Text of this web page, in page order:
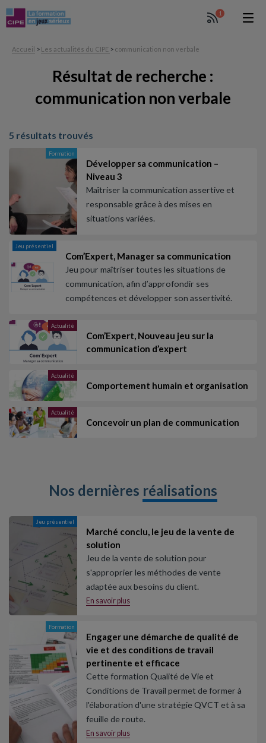
1
Accueil > Les actualités du CIPE > communication non verbale
Résultat de recherche :
communication non verbale
5 résultats trouvés
Formation
Développer sa communication –
Niveau 3
Maîtriser la communication assertive et
responsable grâce à des mises en
situations variées.
Jeu présentiel
Com’Expert, Manager sa communication
Jeu pour maîtriser toutes les situations de
communication, afin d’approfondir ses
compétences et développer son assertivité.
Actualité
Com’Expert, Nouveau jeu sur la
communication d’expert
Actualité
Comportement humain et organisation
Actualité
Concevoir un plan de communication
Nos dernières réalisations
Jeu présentiel
Marché conclu, le jeu de la vente de
solution
Jeu de la vente de solution pour
s'approprier les méthodes de vente
adaptée aux besoins du client.
En savoir plus
Formation
Engager une démarche de qualité de
vie et des conditions de travail
pertinente et efficace
Cette formation Qualité de Vie et
Conditions de Travail permet de former à
l'élaboration d'une stratégie QVCT et à sa
feuille de route.
En savoir plus